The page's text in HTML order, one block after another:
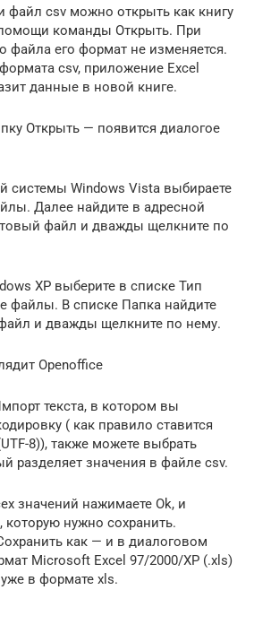
файл csv можно открыть как книгу
команды Открыть. При
файла его формат не изменяется.
csv, приложение Excel
данные в новой книге.
Открыть — появится диалогое
системы Windows Vista выбираете
Далее найдите в адресной
файл и дважды щелкните по
XP выберите в списке Тип
файлы. В списке Папка найдите
и дважды щелкните по нему.
Openoffice
текста, в котором вы
( как правило ставится
8)), также можете выбрать
разделяет значения в файле csv.
значений нажимаете Ok, и
которую нужно сохранить.
как — и в диалоговом
Microsoft Excel 97/2000/XP (.xls)
в формате xls.